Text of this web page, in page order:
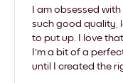
I am obsessed
such good quality,
to put up. I love
I'm a bit of a
until I created the